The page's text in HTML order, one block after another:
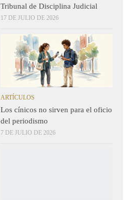
Tribunal de Disciplina Judicial
17 DE JULIO DE 2026
ARTÍCULOS
Los cínicos no sirven para el oficio
del periodismo
7 DE JULIO DE 2026